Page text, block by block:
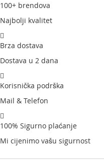
100+ brendova
Najbolji kvalitet
Brza dostava
Dostava u 2 dana
Korisnička podrška
Mail & Telefon
100% Sigurno plaćanje
Mi cijenimo vašu sigurnost